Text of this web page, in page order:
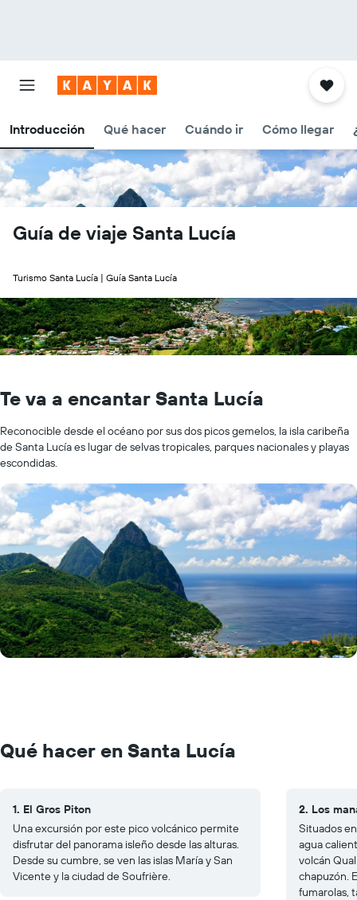
Introducción Qué hacer Cuándo ir Cómo llegar
Guía de viaje Santa Lucía
Turismo Santa Lucía | Guía Santa Lucía
Te va a encantar Santa Lucía
Reconocible desde el océano por sus dos picos gemelos, la isla caribeña
de Santa Lucía es lugar de selvas tropicales, parques nacionales y playas
escondidas.
Qué hacer en Santa Lucía
1. El Gros Piton
Una excursión por este pico volcánico permite
disfrutar del panorama isleño desde las alturas.
Desde su cumbre, se ven las islas María y San
Vicente y la ciudad de Soufrière.
2. Los
Situados
agua
volcán
chapuzón.
fumarolas,